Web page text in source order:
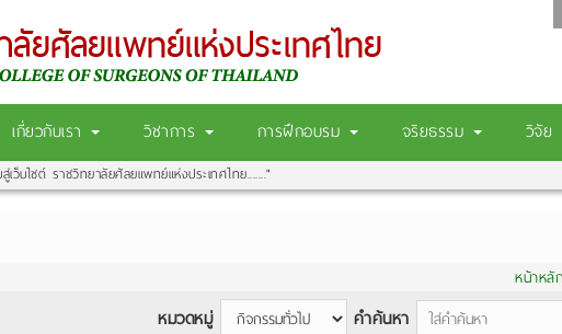
เกี่ยวกับเรา วิชาการ การฝึกอบรม จริยธรรม วิจัย
ว็บไซต์ ราชวิทยาลัยศัลยแพทย์แห่งประเทศไทย......."
หน้าหลัก
หมวดหมู่ คำค้นหา